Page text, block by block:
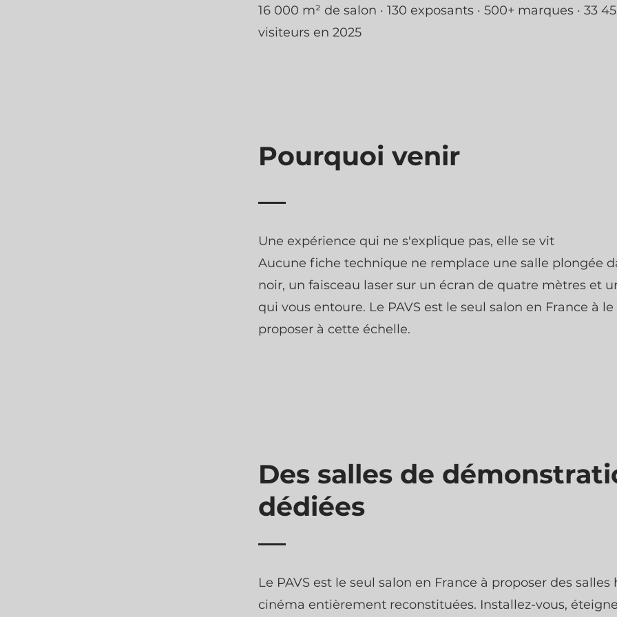
16 000 m² de salon · 130 exposants · 500+ marques · 33
visiteurs en 2025
Pourquoi venir
Une expérience qui ne s'explique pas, elle se vit
Aucune fiche technique ne remplace une salle plongée
noir, un faisceau laser sur un écran de quatre mètres et
qui vous entoure. Le PAVS est le seul salon en France à le
proposer à cette échelle.
Des salles de
dédiées
Le PAVS est le seul salon en France à proposer des salles
cinéma entièrement reconstituées. Installez-vous,